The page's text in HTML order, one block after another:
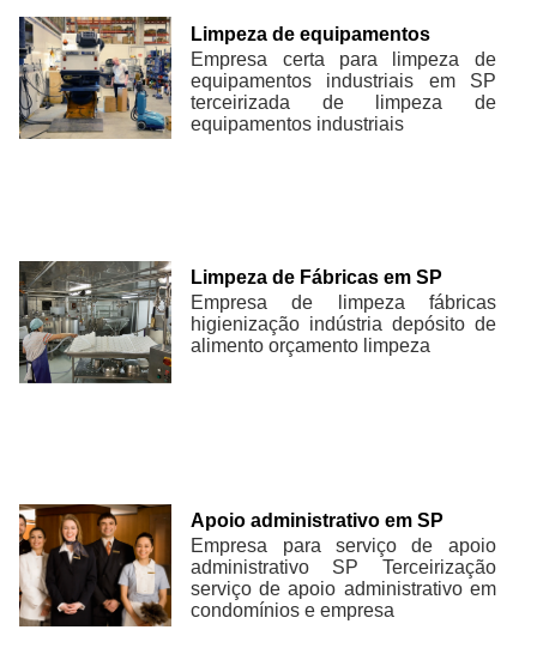
Limpeza de equipamentos
Empresa certa para limpeza de
equipamentos industriais em SP
terceirizada de limpeza de
equipamentos industriais
Limpeza de Fábricas em SP
Empresa de limpeza fábricas
higienização indústria depósito de
alimento orçamento limpeza
Apoio administrativo em SP
Empresa para serviço de apoio
administrativo SP Terceirização
serviço de apoio administrativo em
condomínios e empresa